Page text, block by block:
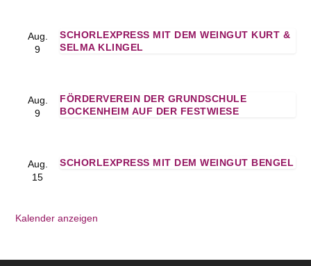
Aug.
9
SCHORLEXPRESS MIT DEM WEINGUT KURT &
SELMA KLINGEL
Aug.
9
FÖRDERVEREIN DER GRUNDSCHULE
BOCKENHEIM AUF DER FESTWIESE
Aug.
15
SCHORLEXPRESS MIT DEM WEINGUT BENGEL
Kalender anzeigen